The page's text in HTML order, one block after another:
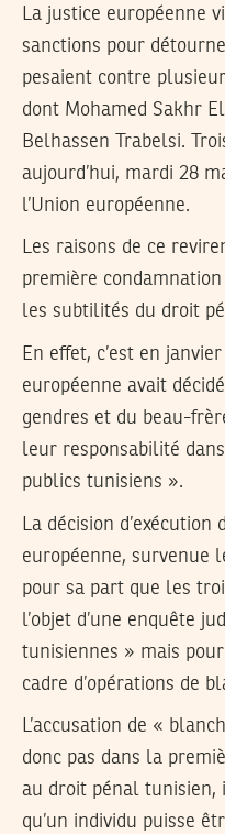
La justice européenne
sanctions pour
pesaient contre
dont Mohamed Sakhr
Belhassen Trabelsi.
aujourd’hui, mardi 28
l’Union européenne.
Les raisons de ce
première
les subtilités du droit
En effet, c’est en
européenne avait
gendres et du beau-
leur responsabilité
publics tunisiens ».
La décision
européenne, survenue
pour sa part que les
l’objet d’une enquête
tunisiennes » mais
cadre d’opérations de
L’accusation de «
donc pas dans la
au droit pénal tunisien,
qu’un individu puisse